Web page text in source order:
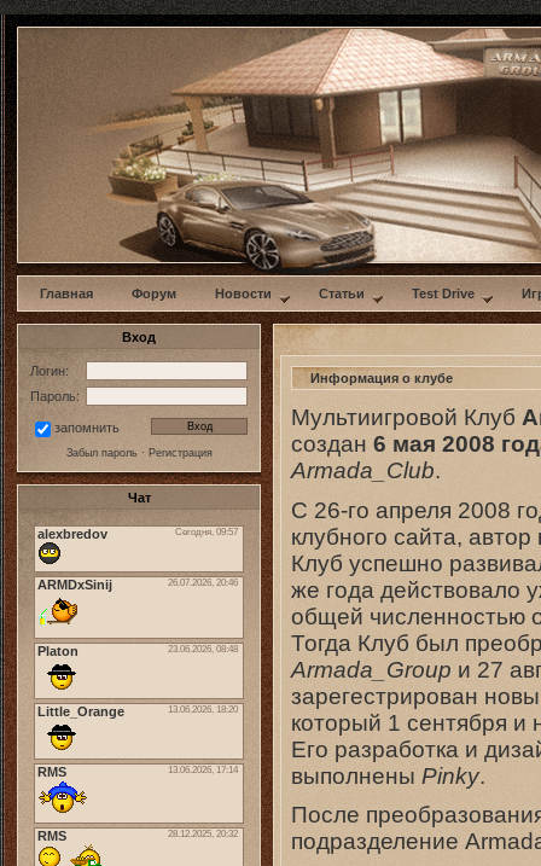
w
Главная Форум Новости Статьи Test Drive
Вход
Логин:
Пароль:
запомнить
Забыл пароль· Регистрация
Чат
Информация о клубе
Мультиигровой Клуб
создан 6 мая 2008
Armada_Club.
С 26-го апреля 2008
клубного сайта, автор
Клуб успешно
же года действовало
общей численностью
Тогда Клуб был
Armada_Group и 27
зарегестрирован
который 1 сентября и
Его разработка и
выполнены Pinky.
После
подразделение